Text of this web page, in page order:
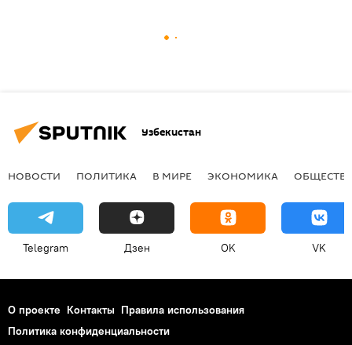
Узбекистан
НОВОСТИ ПОЛИТИКА В МИРЕ ЭКОНОМИКА
Telegram Дзен OK VK
О проекте Контакты Правила использования
Политика конфиденциальности